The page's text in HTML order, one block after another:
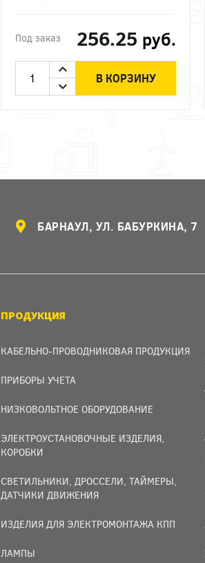
Под заказ 256.25 руб.
В КОРЗИНУ
БАРНАУЛ, УЛ. БАБУРКИНА, 7
ПРОДУКЦИЯ
КАБЕЛЬНО-ПРОВОДНИКОВАЯ ПРОДУКЦИЯ
ПРИБОРЫ УЧЕТА
НИЗКОВОЛЬТНОЕ ОБОРУДОВАНИЕ
ЭЛЕКТРОУСТАНОВОЧНЫЕ ИЗДЕЛИЯ,
КОРОБКИ
СВЕТИЛЬНИКИ, ДРОССЕЛИ, ТАЙМЕРЫ,
ДАТЧИКИ ДВИЖЕНИЯ
ИЗДЕЛИЯ ДЛЯ ЭЛЕКТРОМОНТАЖА КПП
ЛАМПЫ